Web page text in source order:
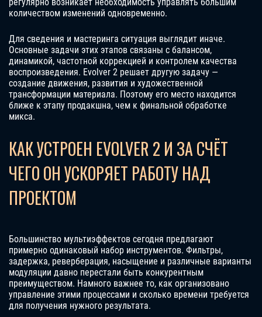
количеством изменений одновременно.
Для сведения и мастеринга ситуация выглядит иначе.
Основные задачи этих этапов связаны с балансом,
динамикой, частотной коррекцией и контролем качества
воспроизведения. Evolver 2 решает другую задачу —
создание движения, развития и художественной
трансформации материала. Поэтому его место находится
ближе к этапу продакшна, чем к финальной обработке
микса.
КАК УСТРОЕН EVOLVER 2 И ЗА СЧЁТ
ЧЕГО ОН УСКОРЯЕТ РАБОТУ НАД
ПРОЕКТОМ
Большинство мультиэффектов сегодня предлагают
примерно одинаковый набор инструментов. Фильтры,
задержка, реверберация, насыщение и различные варианты
модуляции давно перестали быть конкурентным
преимуществом. Намного важнее то, как организовано
управление этими процессами и сколько времени требуется
для получения нужного результата.